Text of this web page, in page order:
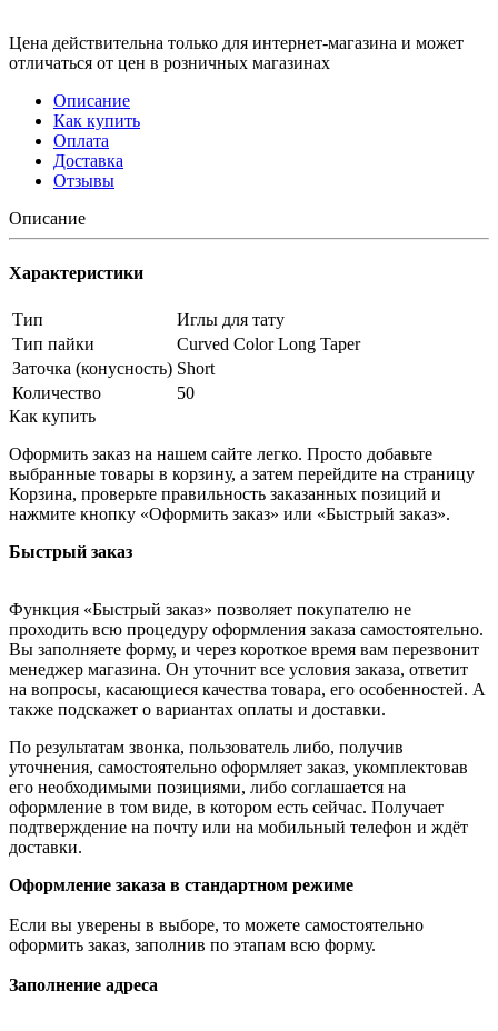
Цена действительна только для интернет-магазина и может
отличаться от цен в розничных магазинах
Описание
Как купить
Оплата
Доставка
Отзывы
Описание
Характеристики
Тип
Иглы для тату
Тип пайки
Curved Color Long Taper
Заточка (конусность) Short
Количество
50
Как купить
Оформить заказ на нашем сайте легко. Просто добавьте
выбранные товары в корзину, а затем перейдите на страницу
Корзина, проверьте правильность заказанных позиций и
нажмите кнопку «Оформить заказ» или «Быстрый заказ».
Быстрый заказ
Функция «Быстрый заказ» позволяет покупателю не
проходить всю процедуру оформления заказа самостоятельно.
Вы заполняете форму, и через короткое время вам перезвонит
менеджер магазина. Он уточнит все условия заказа, ответит
на вопросы, касающиеся качества товара, его особенностей. А
также подскажет о вариантах оплаты и доставки.
По результатам звонка, пользователь либо, получив
уточнения, самостоятельно оформляет заказ, укомплектовав
его необходимыми позициями, либо соглашается на
оформление в том виде, в котором есть сейчас. Получает
подтверждение на почту или на мобильный телефон и ждёт
доставки.
Оформление заказа в стандартном режиме
Если вы уверены в выборе, то можете самостоятельно
оформить заказ, заполнив по этапам всю форму.
Заполнение адреса